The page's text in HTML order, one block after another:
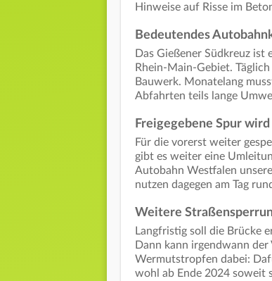
Hinweise auf Risse im
Bedeutendes
Das Gießener Südkreuz
Rhein-Main-Gebiet.
Bauwerk. Monatelang
Abfahrten teils lange
Freigegebene Spur
Für die vorerst weiter
gibt es weiter eine
Autobahn Westfalen
nutzen dagegen am Tag
Weitere
Langfristig soll die Brücke
Dann kann irgendwann
Wermutstropfen dabei:
wohl ab Ende 2024 soweit